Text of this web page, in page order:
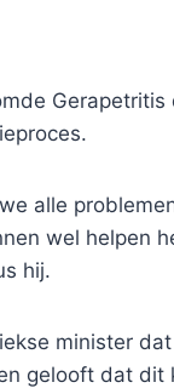
alle
wel helpen
hij.
minister
gelooft dat